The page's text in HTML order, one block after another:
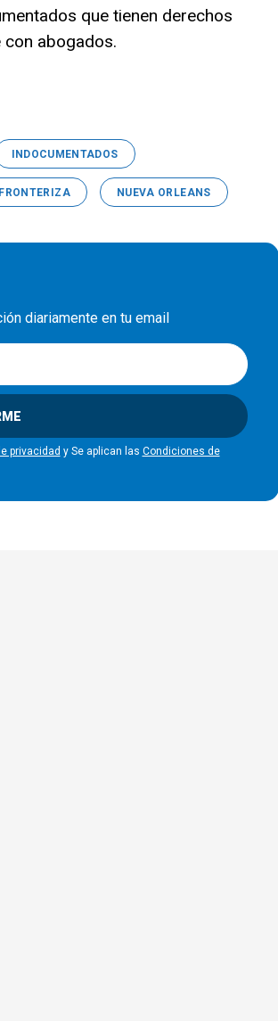
que tienen derechos
abogados.
INDOCUMENTADOS
NUEVA ORLEANS
diariamente en tu email
privacidad y Se aplican las Condiciones de